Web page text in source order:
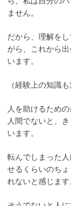
ません。
だから、理解を
がら、これから
います。
（経験上の知識
人を助けるため
人間でないと、
います。
転んでしまった
せるくらいのち
れないと感じます